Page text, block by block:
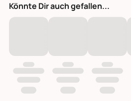
Könnte Dir auch gefallen...